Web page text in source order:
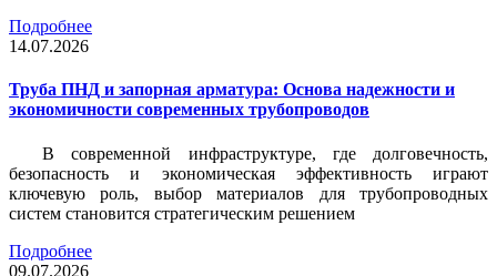
Подробнее
14.07.2026
Труба ПНД и запорная арматура: Основа надежности и
экономичности современных трубопроводов
В современной инфраструктуре, где долговечность,
безопасность и экономическая эффективность играют
ключевую роль, выбор материалов для трубопроводных
систем становится стратегическим решением
Подробнее
09.07.2026